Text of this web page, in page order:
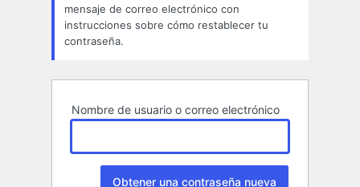
mensaje de correo electrónico con
instrucciones sobre cómo restablecer tu
contraseña.
Nombre de usuario o correo electrónico